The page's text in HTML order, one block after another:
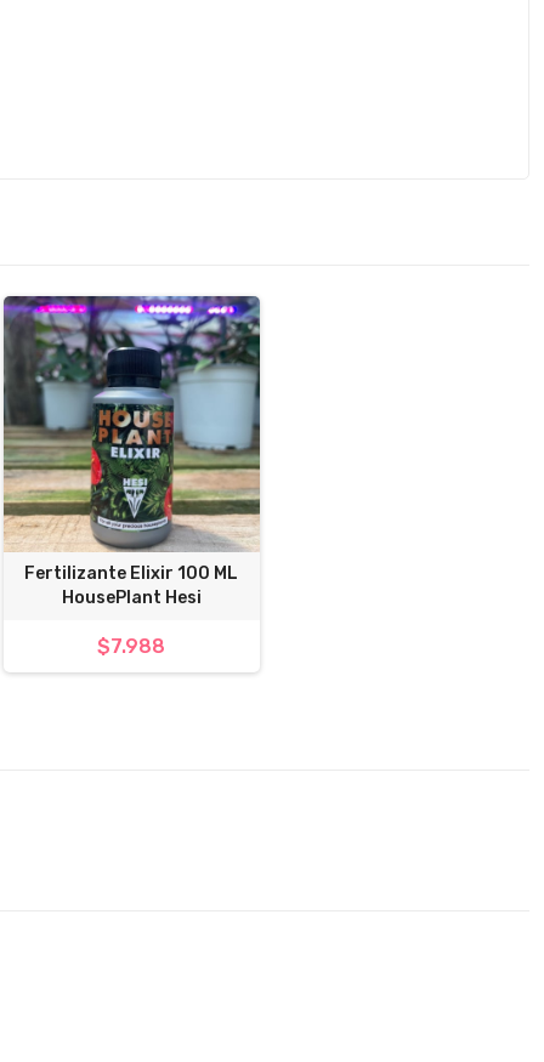
Fertilizante Elixir 100 ML
HousePlant Hesi
$7.988